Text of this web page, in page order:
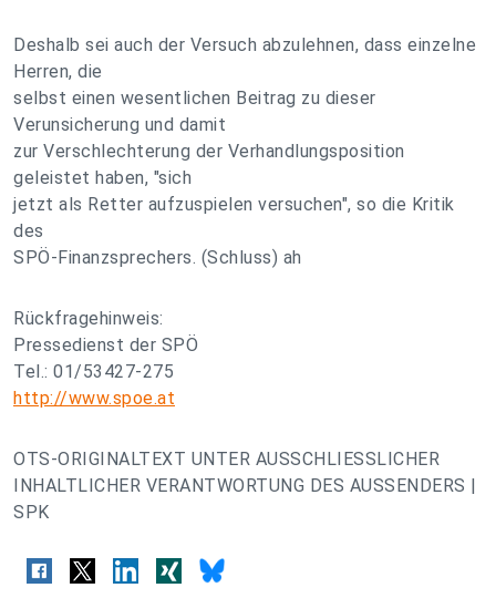
Deshalb sei auch der Versuch abzulehnen, dass einzelne
Herren, die
selbst einen wesentlichen Beitrag zu dieser
Verunsicherung und damit
zur Verschlechterung der Verhandlungsposition
geleistet haben, "sich
jetzt als Retter aufzuspielen versuchen", so die Kritik
des
SPÖ-Finanzsprechers. (Schluss) ah
Rückfragehinweis:
Pressedienst der SPÖ
Tel.: 01/53427-275
http://www.spoe.at
OTS-ORIGINALTEXT UNTER AUSSCHLIESSLICHER
INHALTLICHER VERANTWORTUNG DES AUSSENDERS |
SPK